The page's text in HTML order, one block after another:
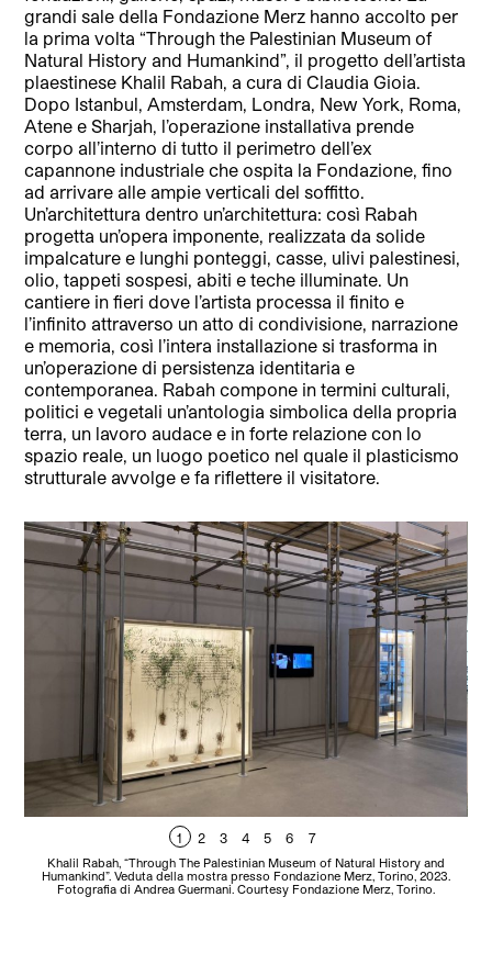
grandi sale della Fondazione Merz hanno accolto per
la prima volta “Through the Palestinian Museum of
Natural History and Humankind”, il progetto dell’artista
plaestinese Khalil Rabah, a cura di Claudia Gioia.
Dopo Istanbul, Amsterdam, Londra, New York, Roma,
Atene e Sharjah, l’operazione installativa prende
corpo all’interno di tutto il perimetro dell’ex
capannone industriale che ospita la Fondazione, fino
ad arrivare alle ampie verticali del soffitto.
Un’architettura dentro un’architettura: così Rabah
progetta un’opera imponente, realizzata da solide
impalcature e lunghi ponteggi, casse, ulivi palestinesi,
olio, tappeti sospesi, abiti e teche illuminate. Un
cantiere in fieri dove l’artista processa il finito e
l’infinito attraverso un atto di condivisione, narrazione
e memoria, così l’intera installazione si trasforma in
un’operazione di persistenza identitaria e
contemporanea. Rabah compone in termini culturali,
politici e vegetali un’antologia simbolica della propria
terra, un lavoro audace e in forte relazione con lo
spazio reale, un luogo poetico nel quale il plasticismo
strutturale avvolge e fa riflettere il visitatore.
1 2 3 4 5 6 7
Khalil Rabah, “Through The Palestinian Museum of Natural History and
Humankind”. Veduta della mostra presso Fondazione Merz, Torino, 2023.
Fotografia di Andrea Guermani. Courtesy Fondazione Merz, Torino.